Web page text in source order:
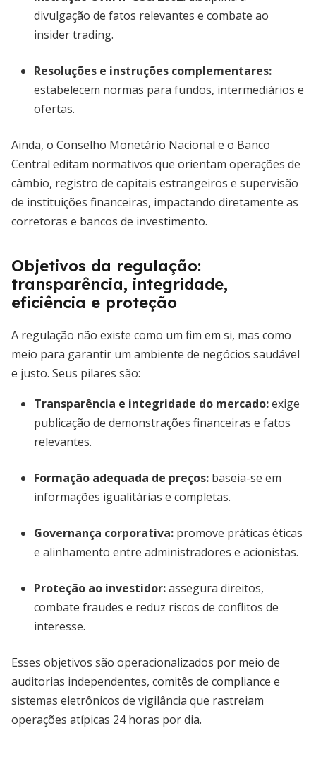
divulgação de fatos relevantes e combate ao
insider trading.
Resoluções e instruções complementares:
estabelecem normas para fundos, intermediários e
ofertas.
Ainda, o Conselho Monetário Nacional e o Banco
Central editam normativos que orientam operações de
câmbio, registro de capitais estrangeiros e supervisão
de instituições financeiras, impactando diretamente as
corretoras e bancos de investimento.
Objetivos da regulação:
transparência, integridade,
eficiência e proteção
A regulação não existe como um fim em si, mas como
meio para garantir um ambiente de negócios saudável
e justo. Seus pilares são:
Transparência e integridade do mercado:exige
publicação de demonstrações financeiras e fatos
relevantes.
Formação adequada de preços: baseia-se em
informações igualitárias e completas.
Governança corporativa: promove práticas éticas
e alinhamento entre administradores e acionistas.
Proteção ao investidor:assegura direitos,
combate fraudes e reduz riscos de conflitos de
interesse.
Esses objetivos são operacionalizados por meio de
auditorias independentes, comitês de compliance e
sistemas eletrônicos de vigilância que rastreiam
operações atípicas 24 horas por dia.